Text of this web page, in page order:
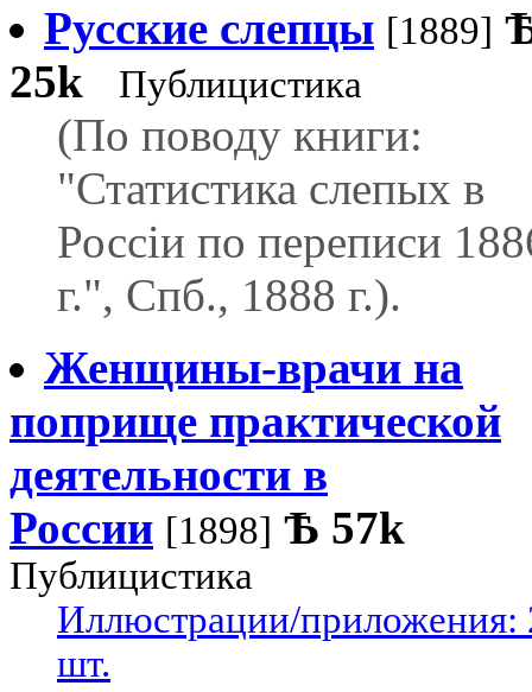
Русские слепцы [1889]
25k
Публицистика
(По поводу книги:
"Статистика слепых в
Россіи по переписи
г.", Спб., 1888 г.).
Женщины-врачи на
поприще практической
деятельности в
России [1898] Ѣ 57k
Публицистика
Иллюстрации/приложения:
шт.